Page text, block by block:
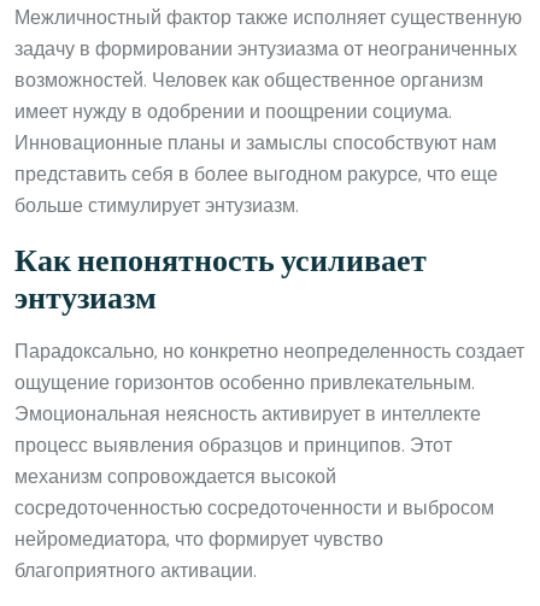
Межличностный фактор также исполняет существенную
задачу в формировании энтузиазма от неограниченных
возможностей. Человек как общественное организм
имеет нужду в одобрении и поощрении социума.
Инновационные планы и замыслы способствуют нам
представить себя в более выгодном ракурсе, что еще
больше стимулирует энтузиазм.
Как непонятность усиливает
энтузиазм
Парадоксально, но конкретно неопределенность создает
ощущение горизонтов особенно привлекательным.
Эмоциональная неясность активирует в интеллекте
процесс выявления образцов и принципов. Этот
механизм сопровождается высокой
сосредоточенностью сосредоточенности и выбросом
нейромедиатора, что формирует чувство
благоприятного активации.